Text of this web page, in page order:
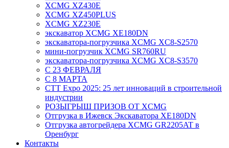
XCMG XZ430E
XCMG XZ450PLUS
XCMG XZ230E
экскаватор XCMG XE180DN
экскаватора-погрузчика XCMG XC8-S2570
мини-погрузчик XCMG SR760RU
экскаватора-погрузчика XCMG XC8-S3570
С 23 ФЕВРАЛЯ
С 8 МАРТА
CTT Expo 2025: 25 лет инноваций в строительной
индустрии
РОЗЫГРЫШ ПРИЗОВ ОТ XCMG
Отгрузка в Ижевск Экскаватора XE180DN
Отгрузка автогрейдера XCMG GR2205AT в
Оренбург
Контакты